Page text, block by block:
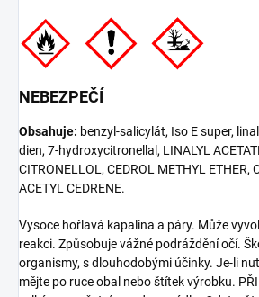
NEBEZPEČÍ
Obsahuje: benzyl-salicylát, Iso E super,
dien, 7-hydroxycitronellal, LINALYL
CITRONELLOL, CEDROL METHYL ETHER,
ACETYL CEDRENE.
Vysoce hořlavá kapalina a páry. Může
reakci. Způsobuje vážné podráždění očí.
organismy, s dlouhodobými účinky. Je-li
mějte po ruce obal nebo štítek výrobku. PŘI